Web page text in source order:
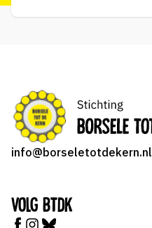
info@borseletotdekern.nl
Volg BTDK